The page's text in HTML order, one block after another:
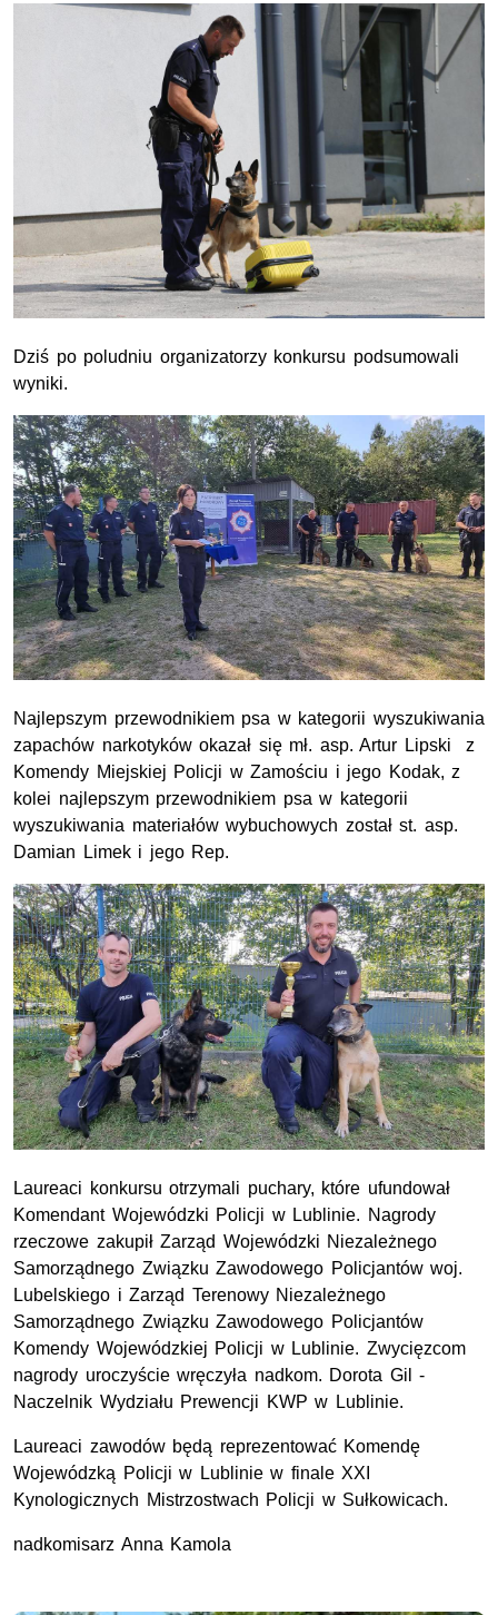
Dziś po poludniu organizatorzy konkursu podsumowali
wyniki.
Najlepszym przewodnikiem psa w kategorii wyszukiwania
zapachów narkotyków okazał się mł. asp. Artur Lipski z
Komendy Miejskiej Policji w Zamościu i jego Kodak, z
kolei najlepszym przewodnikiem psa w kategorii
wyszukiwania materiałów wybuchowych został st. asp.
Damian Limek i jego Rep.
Laureaci konkursu otrzymali puchary, które ufundował
Komendant Wojewódzki Policji w Lublinie. Nagrody
rzeczowe zakupił Zarząd Wojewódzki Niezależnego
Samorządnego Związku Zawodowego Policjantów woj.
Lubelskiego i Zarząd Terenowy Niezależnego
Samorządnego Związku Zawodowego Policjantów
Komendy Wojewódzkiej Policji w Lublinie. Zwycięzcom
nagrody uroczyście wręczyła nadkom. Dorota Gil -
Naczelnik Wydziału Prewencji KWP w Lublinie.
Laureaci zawodów będą reprezentować Komendę
Wojewódzką Policji w Lublinie w finale XXI
Kynologicznych Mistrzostwach Policji w Sułkowicach.
nadkomisarz Anna Kamola